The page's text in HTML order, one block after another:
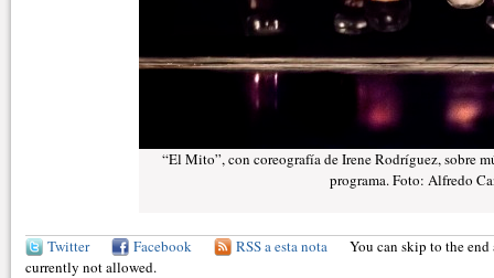
“El Mito”, con coreografía de Irene Rodríguez, sobre
programa. Foto: Alfredo
Twitter Facebook RSS a esta nota
You can skip to the
currently not allowed.